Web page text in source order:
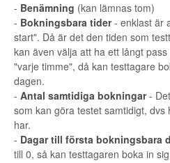
- Benämning (kan lämnas tom)
- Bokningsbara tider- enklast är
start". Då är det den tiden som
kan även välja att ha ett långt
"varje timme", då kan testtagare
dagen.
- Antal samtidiga bokningar-
som kan göra testet samtidigt,
har.
- Dagar till första bokningsbara
till 0, så kan testtagaren boka in